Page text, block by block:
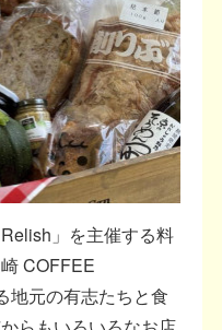
」を主催する料
COFFEE
地元の有志たちと食